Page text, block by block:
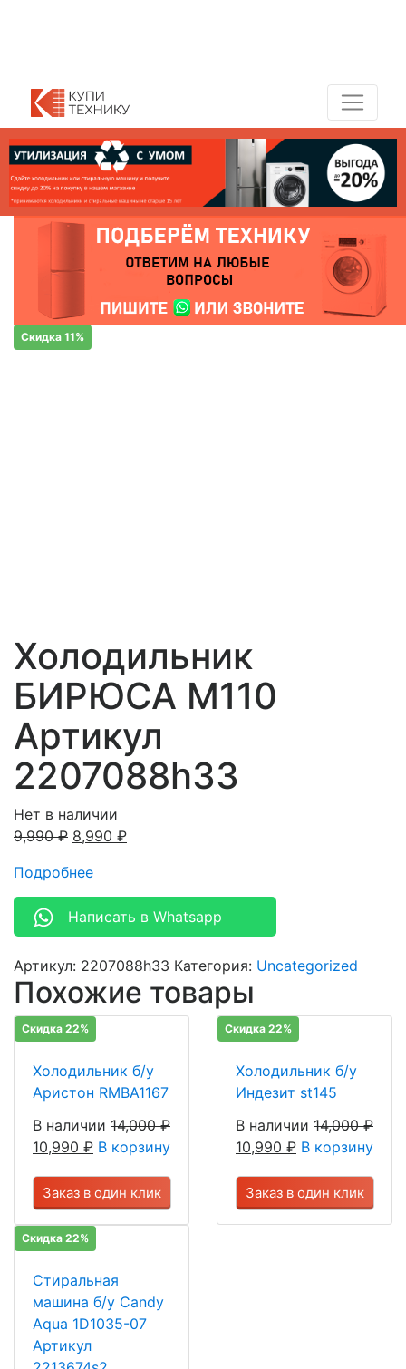
Скидка 11%
Холодильник
БИРЮСА M110
Артикул
2207088h33
Нет в наличии
9,990₽ 8,990 ₽
Подробнее
Написать в Whatsapp
Артикул: 2207088h33 Категория: Uncategorized
Похожие товары
Скидка 22%
Холодильник б/у
Аристон RMBA1167
В наличии 14,000₽
10,990 ₽ В корзину
Заказ в один клик
Скидка 22%
Холодильник б/у
Индезит st145
В наличии 14,000₽
10,990 ₽ В корзину
Заказ в один клик
Скидка 22%
Стиральная
машина б/у Candy
Aqua 1D1035-07
Артикул